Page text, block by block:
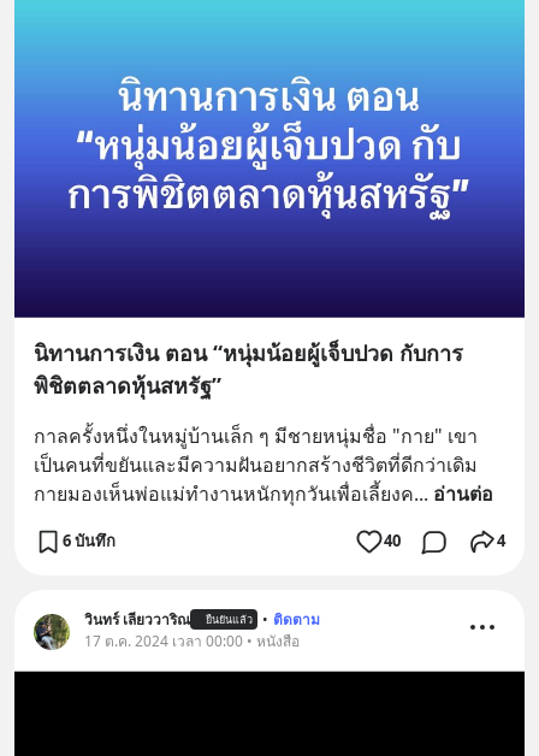
นิทานการเงิน ตอน “หนุ่มน้อยผู้เจ็บปวด กับการ
พิชิตตลาดหุ้นสหรัฐ”
กาลครั้งหนึ่งในหมู่บ้านเล็ก ๆ มีชายหนุ่มชื่อ "กาย" เขา
เป็นคนที่ขยันและมีความฝันอยากสร้างชีวิตที่ดีกว่าเดิม
กายมองเห็นพ่อแม่ทำงานหนักทุกวันเพื่อเลี้ยงค... อ่านต่อ
6 บันทึก 40 4
วินทร์ เลียววาริณ ยืนยันแล้ว • ติดตาม
17 ต.ค. 2024 เวลา 00:00 • หนังสือ